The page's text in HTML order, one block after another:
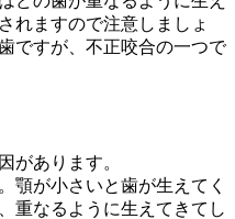
れますので注意しましょ
ですが、不正咬合の一つで
があります。
顎が小さいと歯が生えてく
重なるように生えてきてし